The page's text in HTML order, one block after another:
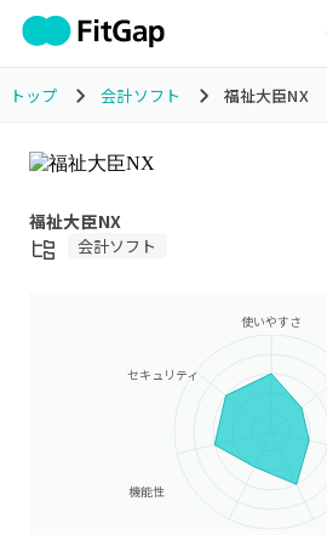
トップ 会計ソフト 福祉大臣NX
福祉大臣NX
会計ソフト
使いやすさ
機能性
セキュリティ